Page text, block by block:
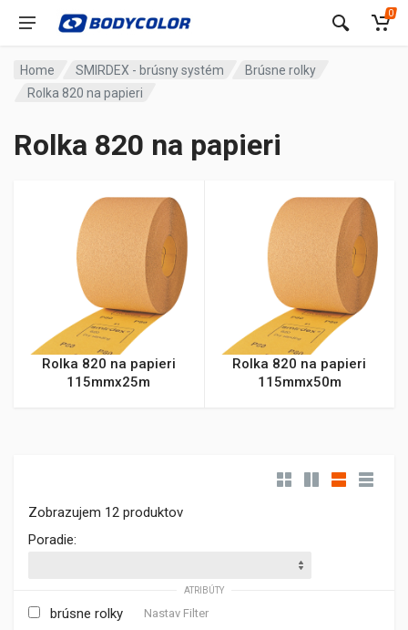
0
Home SMIRDEX - brúsny systém
Brúsne rolky
Rolka 820 na papieri
Rolka 820 na papieri
Rolka 820 na papieri
115mmx25m
Rolka 820 na papieri
115mmx50m
Zobrazujem 12 produktov
Poradie:
ATRIBÚTY
brúsne rolky Nastav Filter